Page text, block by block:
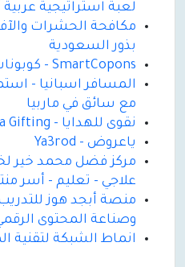
لعبة استراتيجية عربية
مكافحة الحشرات
بذور السعودية
SmartCopons - كوبونات خصم وعروض التسوق
المسافر اسبانيا -
مع سائق في ماربيا
نقوى للهدايا - Nigwa Gifting
ياعروض - Ya3rod
مركز فضل محمد خير
علاجي - تعليم - أسر
منصة أبجد هوز للتدريب
وصناعة المحتوى
انماط الشبكة لتقنية